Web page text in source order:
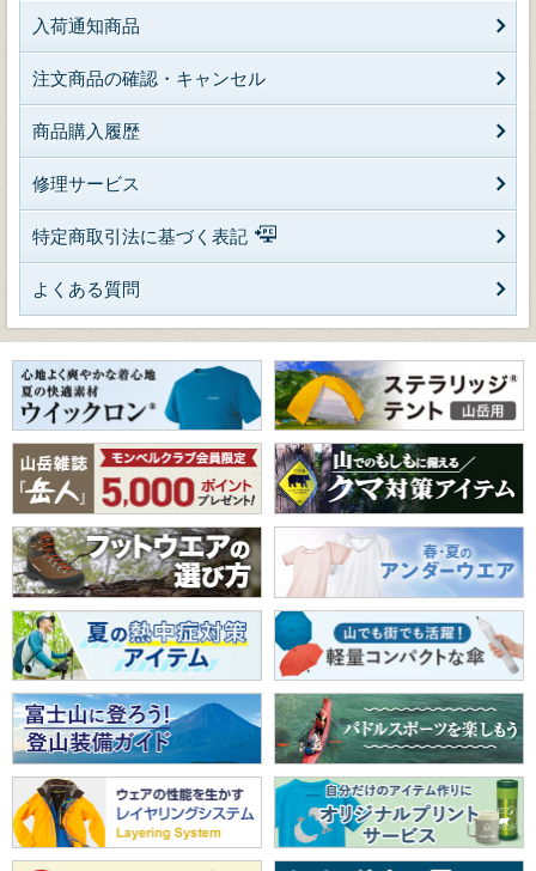
入荷通知商品
注文商品の確認・キャンセル
商品購入履歴
修理サービス
特定商取引法に基づく表記
よくある質問